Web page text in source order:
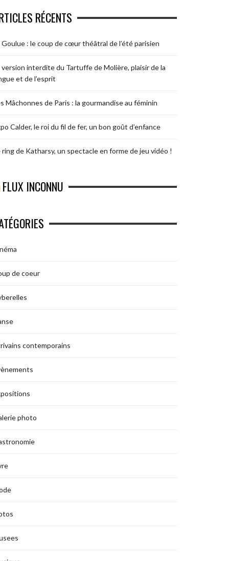
RÉCENTS
Goulue : le coup de cœur théâtral de l’été parisien
version interdite du Tartuffe de Molière, plaisir de la
et de l’esprit
Mâchonnes de Paris : la gourmandise au féminin
Calder, le roi du fil de fer, un bon goût d’enfance
ring de Katharsy, un spectacle en forme de jeu vidéo !
FLUX INCONNU
de coeur
contemporains
photo